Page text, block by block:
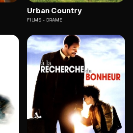
Urban Country
FILMS DRAME